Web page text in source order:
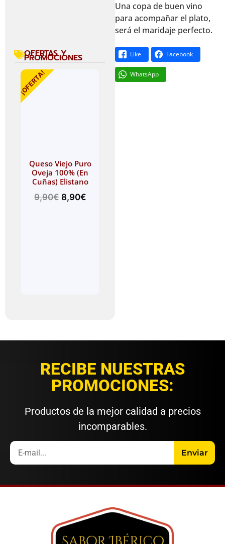
OFERTAS Y
PROMOCIONES
¡OFERTA!
Queso Viejo Puro
Oveja 100% (En
Cuñas) Elistano
9,90€ 8,90€
Una copa de buen vino
para acompañar el plato,
será el maridaje perfecto.
Like Facebook
WhatsApp
RECIBE NUESTRAS
PROMOCIONES:
Productos de la mejor calidad a precios
incomparables.
Enviar